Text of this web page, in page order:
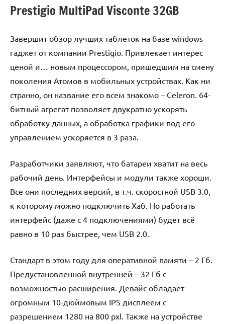
Prestigio MultiPad Visconte 32GB
Завершит обзор лучших таблеток на базе windows
гаджет от компании Prestigio. Привлекает интерес
ценой и… новым процессором, пришедшим на смену
поколения Атомов в мобильных устройствах. Как ни
странно, он название его всем знакомо – Celeron. 64-
битный агрегат позволяет двукратно ускорять
обработку данных, а обработка графики под его
управлением ускоряется в 3 раза.
Разработчики заявляют, что батареи хватит на весь
рабочий день. Интерфейсы и модули также хороши.
Все они последних версий, в т.ч. скоростной USB 3.0,
к которому можно подключить Хаб. Но работать
интерфейс (даже с 4 подключениями) будет всё
равно в 10 раз быстрее, чем USB 2.0.
Стандарт в этом году для оперативной памяти – 2 Гб.
Предустановленной внутренней – 32 Гб с
возможностью расширения. Девайс обладает
огромным 10-дюймовым IPS дисплеем с
разрешением 1280 на 800 pxl. Также на устройстве